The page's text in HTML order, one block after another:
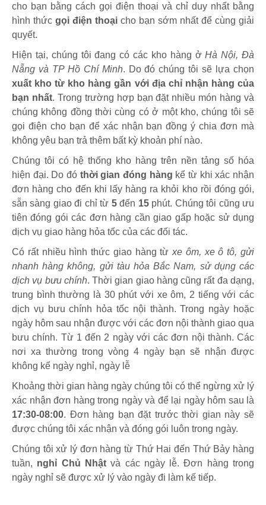
cho bạn bằng cách gọi điện thoại và chỉ duy nhất bằng
hình thức gọi điện thoại cho bạn sớm nhất để cùng giải
quyết.
Hiện tại, chúng tôi đang có các kho hàng ởHà Nội, Đà
Nẵng và TP Hồ Chí Minh. Do đó chúng tôi sẽ lựa chọn
xuất kho từ kho hàng gần với địa chỉ nhận hàng của
bạn nhất. Trong trường hợp bạn đặt nhiều món hàng và
chúng không đồng thời cùng có ở một kho, chúng tôi sẽ
gọi điện cho bạn để xác nhận bạn đồng ý chia đơn mà
không yêu bạn trả thêm bất kỳ khoản phí nào.
Chúng tôi có hệ thống kho hàng trên nền tảng số hóa
hiện đại. Do đó thời gian đóng hàng kể từ khi xác nhận
đơn hàng cho đến khi lấy hàng ra khỏi kho rồi đóng gói,
sẵn sàng giao đi chỉ từ 5đến 15 phút. Chúng tôi cũng ưu
tiên đóng gói các đơn hàng cần giao gấp hoặc sử dụng
dịch vụ giao hàng hỏa tốc của các đối tác.
Có rất nhiều hình thức giao hàng từxe ôm, xe ô tô, gửi
nhanh hàng không, gửi tàu hỏa Bắc Nam, sử dụng các
dịch vụ bưu chính. Thời gian giao hàng cũng rất đa dạng,
trung bình thường là 30 phút với xe ôm, 2 tiếng với các
dịch vụ bưu chính hỏa tốc nội thành. Trong ngày hoặc
ngày hôm sau nhận được với các đơn nội thành giao qua
bưu chính. Từ 1 đến 2 ngày với các đơn nội thành. Các
nơi xa thường trong vòng 4 ngày bạn sẽ nhận được
không kể ngày nghỉ, ngày lễ
Khoảng thời gian hàng ngày chúng tôi có thể ngừng xử lý
xác nhận đơn hàng trong ngày và để lại ngày hôm sau là
17:30-08:00. Đơn hàng bạn đặt trước thời gian này sẽ
được chúng tôi xác nhận và đóng gói luôn trong ngày.
Chúng tôi xử lý đơn hàng từ Thứ Hai đến Thứ Bảy hàng
tuần, nghỉ Chủ Nhậtvà các ngày lễ. Đơn hàng trong
ngày nghỉ sẽ được xử lý vào ngày đi làm kế tiếp.